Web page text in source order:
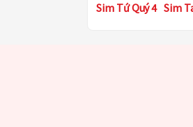
Sim Tứ Quý 4 Sim